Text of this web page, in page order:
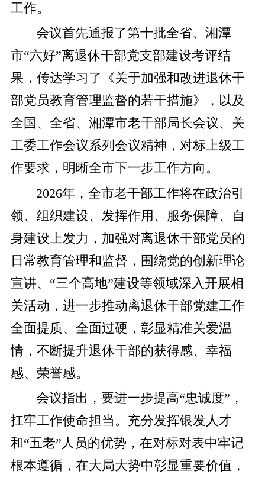
工作。
会议首先通报了第十批全省、湘潭
市“六好”离退休干部党支部建设考评结
果，传达学习了《关于加强和改进退休干
部党员教育管理监督的若干措施》，以及
全国、全省、湘潭市老干部局长会议、关
工委工作会议系列会议精神，对标上级工
作要求，明晰全市下一步工作方向。
2026年，全市老干部工作将在政治引
领、组织建设、发挥作用、服务保障、自
身建设上发力，加强对离退休干部党员的
日常教育管理和监督，围绕党的创新理论
宣讲、“三个高地”建设等领域深入开展相
关活动，进一步推动离退休干部党建工作
全面提质、全面过硬，彰显精准关爱温
情，不断提升退休干部的获得感、幸福
感、荣誉感。
会议指出，要进一步提高“忠诚度”，
扛牢工作使命担当。充分发挥银发人才
和“五老”人员的优势，在对标对表中牢记
根本遵循，在大局大势中彰显重要价值，